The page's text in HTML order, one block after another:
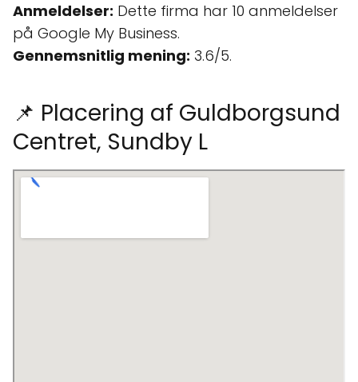
Anmeldelser: Dette firma har 10 anmeldelser
på Google My Business.
Gennemsnitlig mening: 3.6/5.
📌 Placering af Guldborgsund
Centret, Sundby L